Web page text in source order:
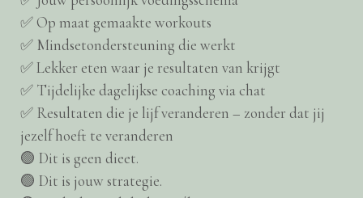
✅ Op maat gemaakte workouts
✅ Mindsetondersteuning die werkt
✅ Lekker eten waar je resultaten van krijgt
✅ Tijdelijke dagelijkse coaching via chat
✅ Resultaten die je lijf veranderen – zonder dat jij
jezelf hoeft te veranderen
🟢 Dit is geen dieet.
🟢 Dit is jouw strategie.